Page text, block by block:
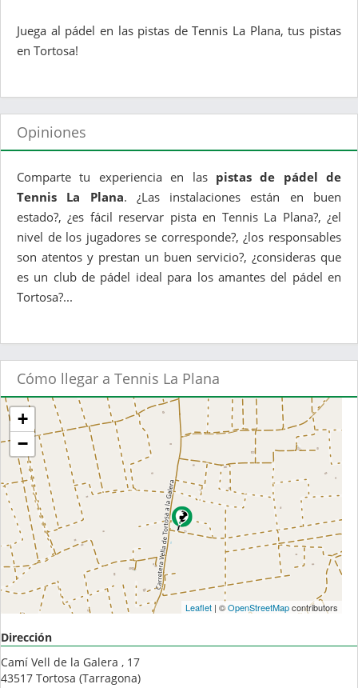
Juega al pádel en las pistas de Tennis La Plana, tus pistas
en Tortosa!
Opiniones
Comparte tu experiencia en las pistas de pádel de
Tennis La Plana. ¿Las instalaciones están en buen
estado?, ¿es fácil reservar pista en Tennis La Plana?, ¿el
nivel de los jugadores se corresponde?, ¿los responsables
son atentos y prestan un buen servicio?, ¿consideras que
es un club de pádel ideal para los amantes del pádel en
Tortosa?...
Cómo llegar a Tennis La Plana
+
−
Leaflet| ©OpenStreetMapcontributors
Dirección
Camí Vell de la Galera , 17
43517 Tortosa (Tarragona)